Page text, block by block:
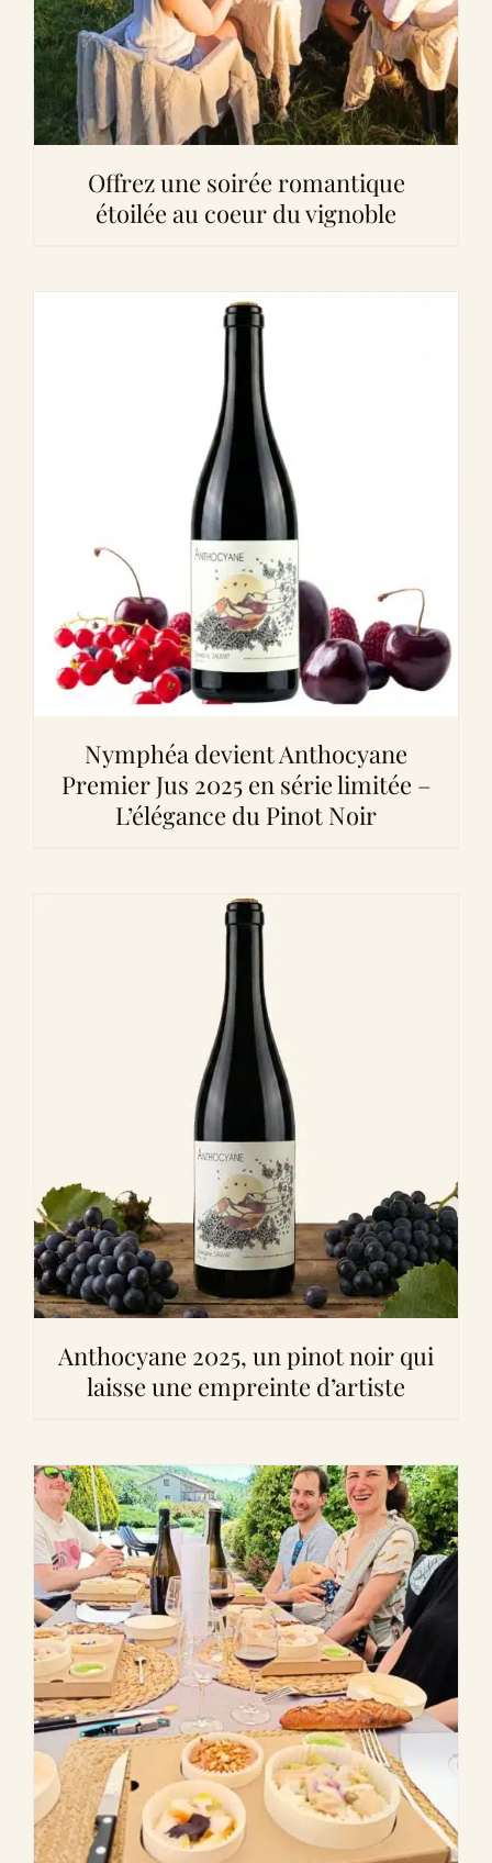
Offrez une soirée romantique
étoilée au coeur du vignoble
Nymphéa devient Anthocyane
Premier Jus 2025 en série limitée –
L’élégance du Pinot Noir
Anthocyane 2025, un pinot noir qui
laisse une empreinte d’artiste